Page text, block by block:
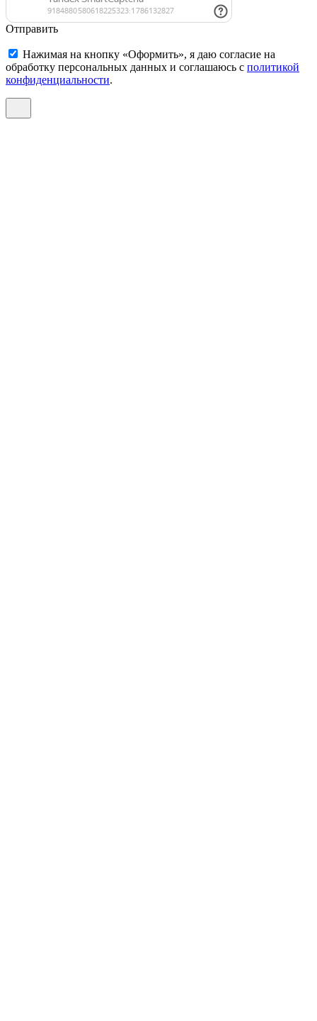
Отправить
Нажимая на кнопку «Оформить», я даю согласие на
обработку персональных данных и соглашаюсь c политикой
конфиденциальности.